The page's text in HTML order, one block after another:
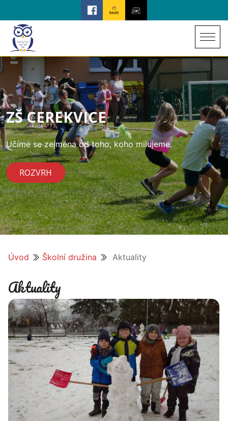
ZŠ CEREKVICE
Učíme se zejména od toho, koho milujeme.
ROZVRH
Úvod Školní družina Aktuality
Aktuality